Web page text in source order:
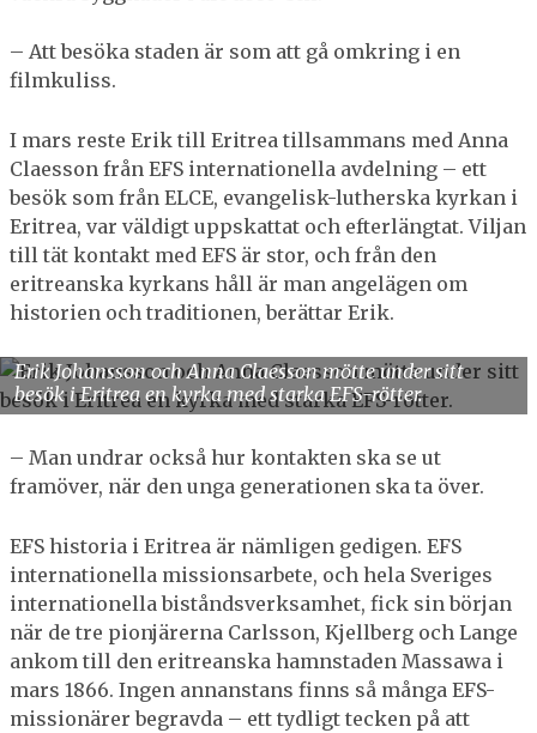
– Att besöka staden är som att gå omkring i en
filmkuliss.
I mars reste Erik till Eritrea tillsammans med Anna
Claesson från EFS internationella avdelning – ett
besök som från ELCE, evangelisk-lutherska kyrkan i
Eritrea, var väldigt uppskattat och efterlängtat. Viljan
till tät kontakt med EFS är stor, och från den
eritreanska kyrkans håll är man angelägen om
historien och traditionen, berättar Erik.
Erik Johansson och Anna Claesson mötte under sitt
besök i Eritrea en kyrka med starka EFS-rötter.
– Man undrar också hur kontakten ska se ut
framöver, när den unga generationen ska ta över.
EFS historia i Eritrea är nämligen gedigen. EFS
internationella missionsarbete, och hela Sveriges
internationella biståndsverksamhet, fick sin början
när de tre pionjärerna Carlsson, Kjellberg och Lange
ankom till den eritreanska hamnstaden Massawa i
mars 1866. Ingen annanstans finns så många EFS-
missionärer begravda – ett tydligt tecken på att